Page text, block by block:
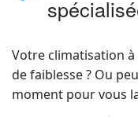
location-
Votre climatisation
de faiblesse ? Ou
moment pour vous